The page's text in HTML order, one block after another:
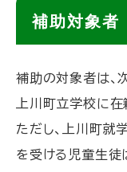
補助対象者
補助の対象者は、
上川町立学校に在
ただし、上川町就
を受ける児童生徒